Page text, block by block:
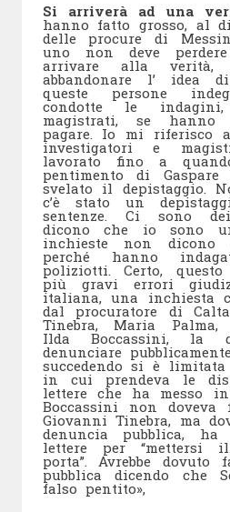
Si arriverà ad una
hanno fatto grosso, al
delle procure di
uno non deve
arrivare alla
abbandonare l’ idea
queste persone
condotte le
magistrati, se hanno
pagare. Io mi
investigatori e
lavorato fino a
pentimento di
svelato il depistaggio.
c’è stato un
sentenze. Ci sono
dicono che io sono
inchieste non dicono
perché hanno
poliziotti. Certo,
più gravi errori
italiana, una inchiesta
dal procuratore di
Tinebra, Maria Palma,
Ilda Boccassini, la
denunciare
succedendo si è
in cui prendeva le
lettere che ha messo
Boccassini non
Giovanni Tinebra, ma
denuncia pubblica,
lettere per
porta”. Avrebbe dovuto
pubblica dicendo che
falso pentito»,